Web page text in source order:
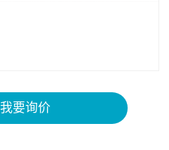
我要询价